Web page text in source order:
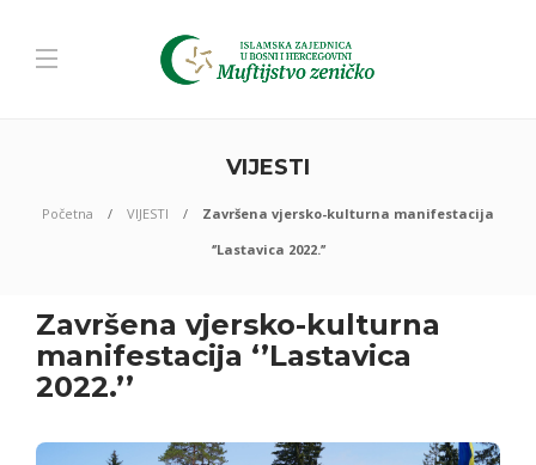
VIJESTI
Početna VIJESTI
Završena vjersko-kulturna manifestacija
‘’Lastavica 2022.’’
Završena vjersko-kulturna
manifestacija ‘’Lastavica
2022.’’